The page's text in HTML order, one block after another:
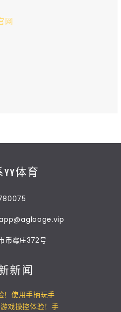
网
体育
币霉庄372号
新闻
！使用手柄玩手
戏操控体验！手